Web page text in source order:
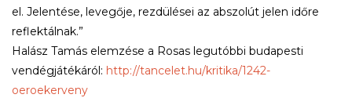
el. Jelentése, levegője, rezdülései az abszolút jelen időre
reflektálnak.”
Halász Tamás elemzése a Rosas legutóbbi budapesti
vendégjátékáról: http://tancelet.hu/kritika/1242-
oeroekerveny